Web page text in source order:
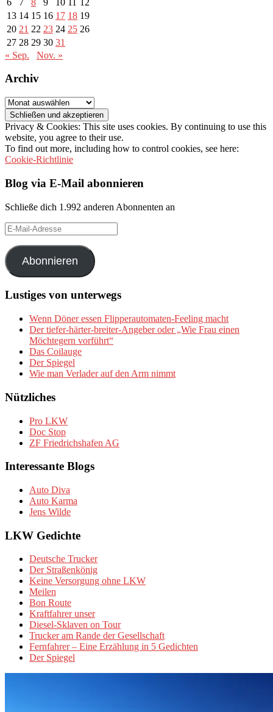
13 14 15 16 17 18 19
20 21 22 23 24 25 26
27 28 29 30 31
« Sep.
Nov. »
Archiv
Archiv
Privacy & Cookies: This site uses cookies. By continuing to use this
website, you agree to their use.
To find out more, including how to control cookies, see here:
Cookie-Richtlinie
Blog via E-Mail abonnieren
Schließe dich 1.992 anderen Abonnenten an
E-
Mail-
Adresse
Abonnieren
Lustiges von unterwegs
Wenn Döner essen Flipperautomaten-Feeling macht
Der tiefer-härter-breiter-Angeber oder „Wie Frau einen
Möchtegern vorführt“
Das Coilauge
Der Spiegel
Wie man Verlader auf den Arm nimmt
Nützliches
Pro LKW
Doc Stop
ZF Friedrichshafen AG
Interessante Blogs
Auto Diva
Auto Karma
Jens Wilde
LKW Gedichte
Deutsche Trucker
Der Straßenkönig
Keine Versorgung ohne LKW
Meilen
Bon Route
Kraftfahrer unser
Diesel-Sklaven on Tour
Trucker am Rande der Gesellschaft
Fernfahrer – Eine Erzählung in 5 Gedichten
Der Spiegel